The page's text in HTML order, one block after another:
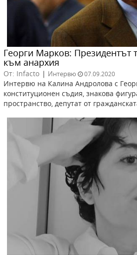
Георги Марков: Президентът
към анархия
От: Infacto | Интервю 07.09.2020
Интервю на Калина Андролова с
конституционен съдия, знакова
пространство, депутат от